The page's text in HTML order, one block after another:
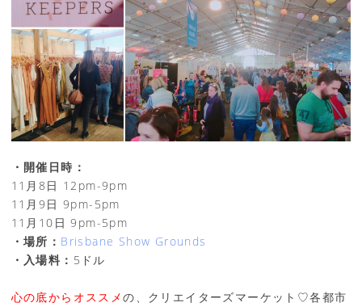
・開催日時：
11月8日 12pm-9pm
11月9日 9pm-5pm
11月10日 9pm-5pm
・場所： Brisbane Show Grounds
・入場料： 5ドル
心の底からオススメの、クリエイターズマーケット♡各都市